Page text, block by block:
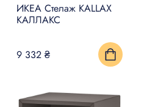
ИКЕА Стелаж KALLAX
КАЛЛАКС
9 332 ₴